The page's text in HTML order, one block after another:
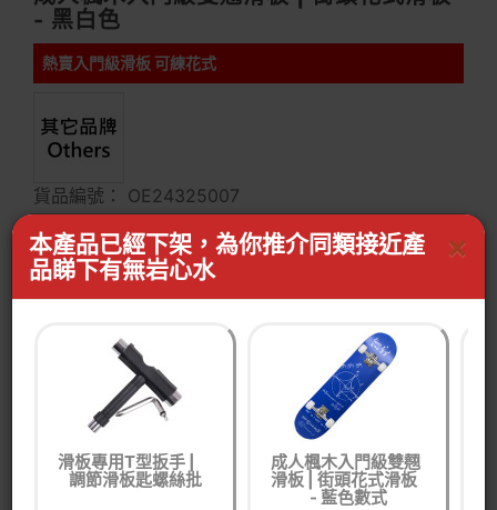
- 黑白色
熱賣入門級滑板 可練花式
貨品編號： OE24325007
戶外及運動 滑板 滑板及滑板車 花式滑板
顏色 / 款式:
英倫風 KC黑白色
×
本產品已經下架，為你推介同類接近產
品睇下有無岩心水
滑板專用T型扳手 |
調節滑板匙螺絲批
成人楓木入門級雙翹
滑板 | 街頭花式滑板
- 藍色數式